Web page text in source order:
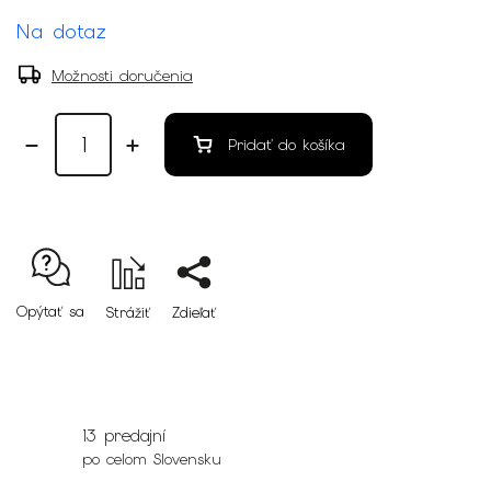
Na dotaz
Možnosti doručenia
Pridať do košíka
Opýtať sa Strážiť Zdieľať
13 predajní
po celom Slovensku